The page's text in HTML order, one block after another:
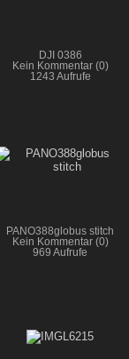
DJI 0386
Kein Kommentar (0)
1243 Aufrufe
PANO388globus stitch
Kein Kommentar (0)
969 Aufrufe